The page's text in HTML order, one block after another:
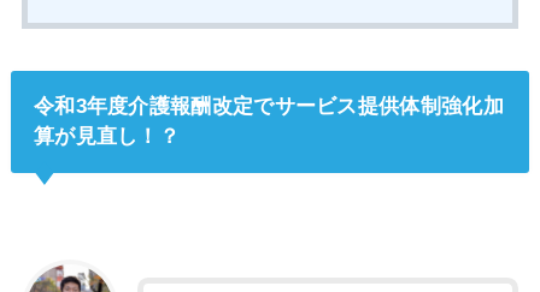
令和3年度介護報酬改定でサービス提供体制強化加
算が見直し！？